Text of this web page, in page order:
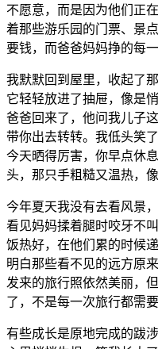
不愿意，而是因为他们正
着那些游乐园的门票、景
要钱，而爸爸妈妈挣的每
我默默回到屋里，收起了
它轻轻放进了抽屉，像是
爸爸回来了，他问我儿子
带你出去转转。我低头笑
今天晒得厉害，你早点休
头，那只手粗糙又温热，
今年夏天我没有去看风景
看见妈妈揉着腿时咬牙不
饭热好，在他们累的时候
明白那些看不见的远方原
发来的旅行照依然美丽，
了，不是每一次旅行都需要
有些成长是原地完成的跋